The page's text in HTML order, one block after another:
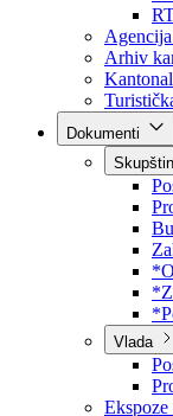
Javna
Agencija
Arhiv
Vlada